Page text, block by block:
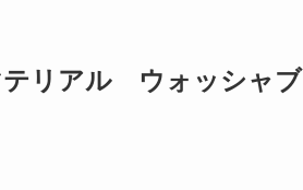
テリアル ウォッシャブ